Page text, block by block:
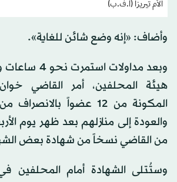
الأم تيريزا (أ.ف.ب)
وأضاف: «إنه وضع شائن للغاية».
وبعد مداولات
هيئة المحلفين، أمر القاضي
المكونة من 12 عضواً
والعودة إلى منازلهم بعد ظهر يوم
من القاضي نسخاً من شهادة بعض
وستُتلى الشهادة أمام المحلفين